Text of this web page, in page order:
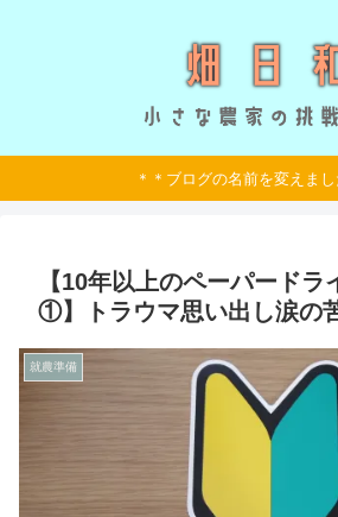
＊＊ブログの名前を変えまし
【10年以上のペーパードラ
①】トラウマ思い出し涙の
就農準備